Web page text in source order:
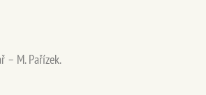
– M. Pařízek.